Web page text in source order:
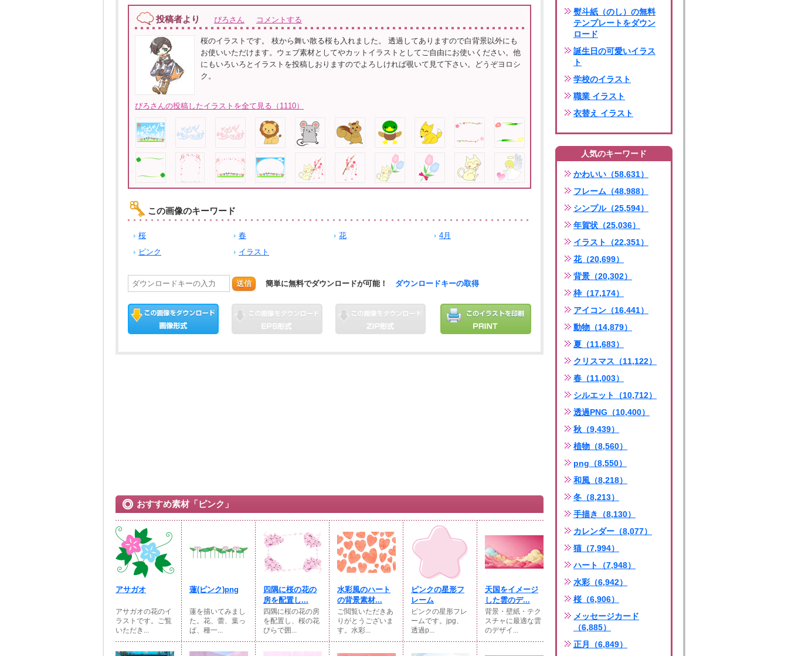
投稿者より ぴろさん コメントする
桜のイラストです。 枝から舞い散る桜も入れました。 透過してありますので白背景以外にも
お使いいただけます。ウェブ素材としてやカットイラストとしてご自由にお使いください。他
にもいろいろとイラストを投稿しおりますのでよろしければ覗いて見て下さい。どうぞヨロシ
ク。
ぴろさんの投稿したイラストを全て見る（1110）
この画像のキーワード
桜 春 花
4月
ピンク
イラスト
送信 簡単に無料でダウンロードが可能！ ダウンロードキーの取得
おすすめ素材「ピンク」
アサガオ
アサガオの花のイ
ラストです。ご覧
いただき...
蓮(ピンク)png
蓮を描いてみまし
た。花、蕾、葉っ
ぱ、種一...
四隅に桜の花の
房を配置し...
四隅に桜の花の房
を配置し、桜の花
びらで囲...
水彩風のハート
の背景素材...
ご閲覧いただきあ
りがとうございま
す。水彩...
ピンクの星形フ
レーム
ピンクの星形フレ
ームです。jpg、
透過p...
天国をイメージ
した雲のデ...
背景・壁紙・テク
スチャに最適な雲
のデザイ...
熨斗紙（のし）の無料
テンプレートをダウン
ロード
誕生日の可愛いイラス
ト
学校のイラスト
職業 イラスト
衣替え イラスト
人気のキーワード
かわいい（58,631）
フレーム（48,988）
シンプル（25,594）
年賀状（25,036）
イラスト（22,351）
花（20,699）
背景（20,302）
枠（17,174）
アイコン（16,441）
動物（14,879）
夏（11,683）
クリスマス（11,122）
春（11,003）
シルエット（10,712）
透過PNG（10,400）
秋（9,439）
植物（8,560）
png（8,550）
和風（8,218）
冬（8,213）
手描き（8,130）
カレンダー（8,077）
猫（7,994）
ハート（7,948）
水彩（6,942）
桜（6,906）
メッセージカード
（6,885）
正月（6,849）